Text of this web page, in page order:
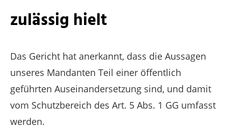
zulässig hielt
Das Gericht hat anerkannt, dass die Aussagen
unseres Mandanten Teil einer öffentlich
geführten Auseinandersetzung sind, und damit
vom Schutzbereich des Art. 5 Abs. 1 GG umfasst
werden.